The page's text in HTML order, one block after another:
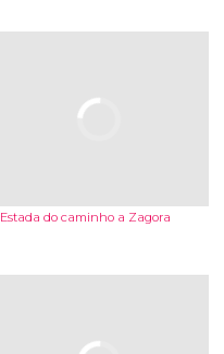
Estada do caminho a Zagora